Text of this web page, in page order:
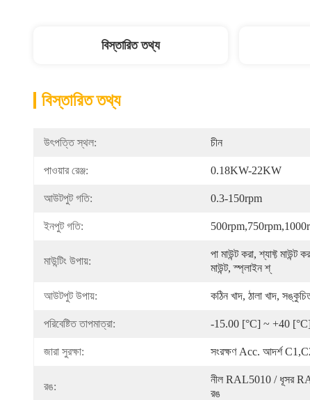
বিস্তারিত তথ্য
বিস্তারিত তথ্য
উৎপত্তি স্থল: চীন
পাওয়ার রেঞ্জ: 0.18KW-22KW
আউটপুট গতি: 0.3-150rpm
ইনপুট গতি:
মাউন্টিং উপায়:
পা মাউন্ট করা, শ্যাফ্ট মাউন্ট
মাউন্ট, স্প্লাইন শ্
আউটপুট উপায়: কঠিন খাদ, ঠালা খাদ,
পরিবেষ্টিত তাপমাত্রা: -15.00 [°C] ~ +40
জারা সুরক্ষা: সংরক্ষণ Acc. আদর্শ
রঙ:
নীল RAL5010 / ধূসর
রঙ